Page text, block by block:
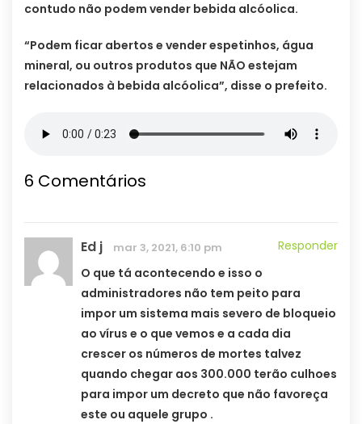
contudo não podem vender bebida alcóolica.
“Podem ficar abertos e vender espetinhos, água
mineral, ou outros produtos que NÃO estejam
relacionados à bebida alcóolica”, disse o prefeito.
6 Comentários
Ed j mar 3, 2021, 6:10 pm
Responder
O que tá acontecendo e isso o
administradores não tem peito para
impor um sistema mais severo de bloqueio
ao vírus e o que vemos e a cada dia
crescer os números de mortes talvez
quando chegar aos 300.000 terão culhoes
para impor um decreto que não favoreça
este ou aquele grupo .